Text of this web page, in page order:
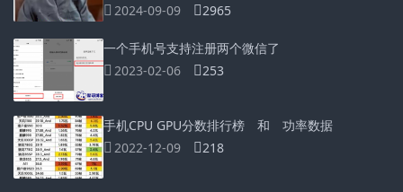
2024-09-09
2965
一个手机号支持注册两个微信了
2023-02-06
253
手机CPU GPU分数排行榜 和 功率数据
2022-12-09
218